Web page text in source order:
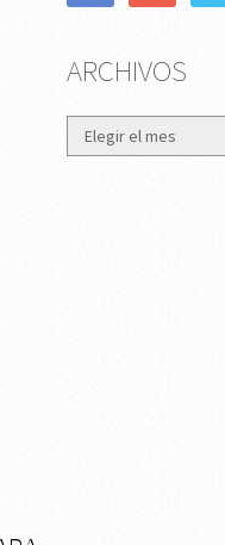
ARCHIVOS
Archivos